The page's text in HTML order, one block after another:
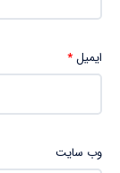
ایمیل*
وب‌ سایت